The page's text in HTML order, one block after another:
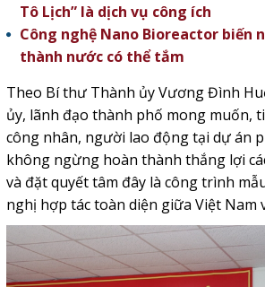
Tô Lịch” là dịch vụ công ích
Công nghệ Nano Bioreactor biến
thành nước có thể tắm
Theo Bí thư Thành ủy Vương Đình
ủy, lãnh đạo thành phố mong muốn,
công nhân, người lao động tại dự án
không ngừng hoàn thành thắng lợi
và đặt quyết tâm đây là công trình
nghị hợp tác toàn diện giữa Việt Nam